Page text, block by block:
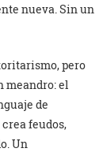
nueva. Sin un
pero
meandro: el
de
feudos,
Un